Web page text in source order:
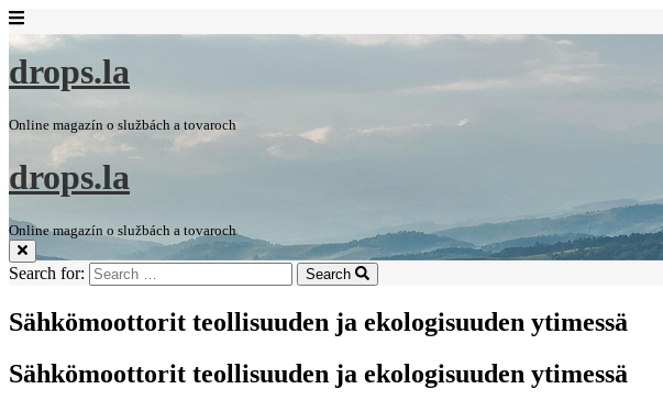
drops.la
Online magazín o službách a tovaroch
drops.la
Online magazín o službách a tovaroch
Search for: Search
Sähkömoottorit teollisuuden ja ekologisuuden ytimessä
Sähkömoottorit teollisuuden ja ekologisuuden ytimessä